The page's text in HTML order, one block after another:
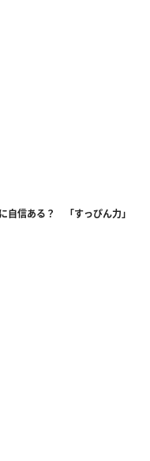
自信ある？ 「すっぴん力」